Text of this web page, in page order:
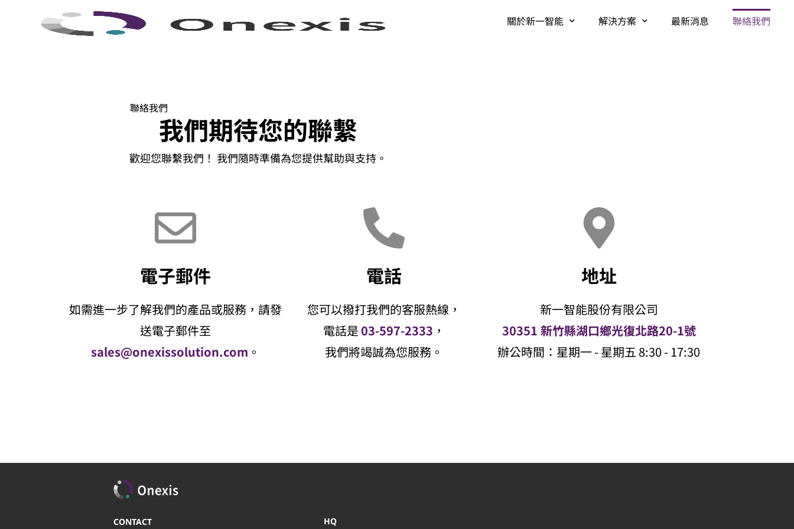
關於新一智能 解決方案 最新消息 聯絡我們
聯絡我們
我們期待您的聯繫
歡迎您聯繫我們！ 我們隨時準備為您提供幫助與支持。
電子郵件
如需進一步了解我們的產品或服務，請發
送電子郵件至
sales@onexissolution.com 。
電話
您可以撥打我們的客服熱線，
電話是03-597-2333 ，
我們將竭誠為您服務。
地址
新一智能股份有限公司
30351 新竹縣湖口鄉光復北路20-1號
辦公時間：星期一 - 星期五 8:30 - 17:30
CONTACT HQ